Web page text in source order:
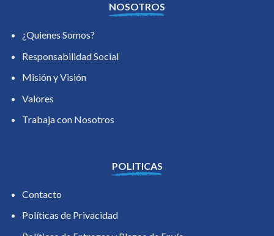
NOSOTROS
¿Quienes Somos?
Responsabilidad Social
Misión y Visión
Valores
Trabaja con Nosotros
POLITICAS
Contacto
Políticas de Privacidad